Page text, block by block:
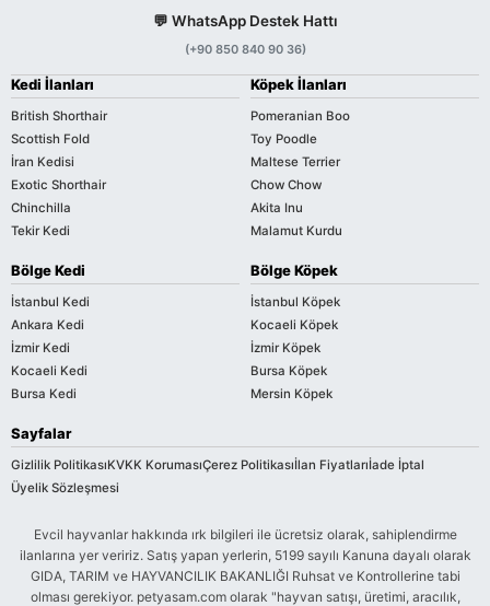
💬 WhatsApp Destek Hattı
(+90 850 840 90 36)
Kedi İlanları
British Shorthair
Scottish Fold
İran Kedisi
Exotic Shorthair
Chinchilla
Tekir Kedi
Köpek İlanları
Pomeranian Boo
Toy Poodle
Maltese Terrier
Chow Chow
Akita Inu
Malamut Kurdu
Bölge Kedi
İstanbul Kedi
Ankara Kedi
İzmir Kedi
Kocaeli Kedi
Bursa Kedi
Bölge Köpek
İstanbul Köpek
Kocaeli Köpek
İzmir Köpek
Bursa Köpek
Mersin Köpek
Sayfalar
Gizlilik PolitikasıKVKK KorumasıÇerez Politikasıİlan Fiyatlarıİade İptal
Üyelik Sözleşmesi
Evcil hayvanlar hakkında ırk bilgileri ile ücretsiz olarak, sahiplendirme
ilanlarına yer veririz. Satış yapan yerlerin, 5199 sayılı Kanuna dayalı olarak
GIDA, TARIM ve HAYVANCILIK BAKANLIĞI Ruhsat ve Kontrollerine tabi
olması gerekiyor. petyasam.com olarak "hayvan satışı, üretimi, aracılık,